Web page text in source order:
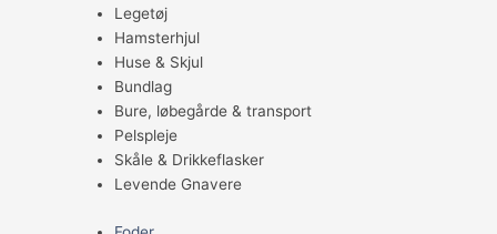
Legetøj
Hamsterhjul
Huse & Skjul
Bundlag
Bure, løbegårde & transport
Pelspleje
Skåle & Drikkeflasker
Levende Gnavere